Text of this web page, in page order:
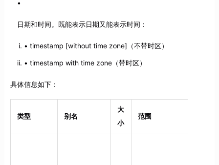
日期和时间。既能表示日期又能表示时间：
timestamp [without time zone]（不带时区）
timestamp with time zone（带时区）
具体信息如下：
类型 别名
大
小
范围